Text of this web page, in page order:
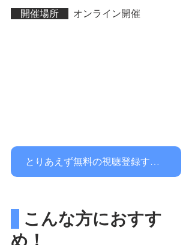
開催場所
  オンライン開催
とりあえず無料の視聴登録する！
こんな方におすす
め！